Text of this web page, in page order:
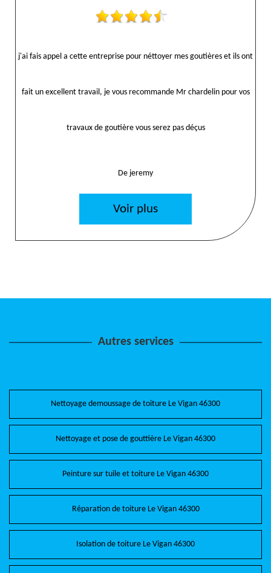
j'ai fais appel a cette entreprise pour néttoyer mes goutières et ils ont
fait un excellent travail, je vous recommande Mr chardelin pour vos
travaux de goutière vous serez pas déçus
De jeremy
Voir plus
Autres services
Nettoyage demoussage de toiture Le Vigan 46300
Nettoyage et pose de gouttière Le Vigan 46300
Peinture sur tuile et toiture Le Vigan 46300
Réparation de toiture Le Vigan 46300
Isolation de toiture Le Vigan 46300